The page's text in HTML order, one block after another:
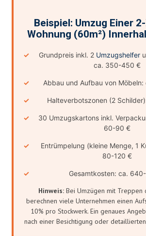
Beispiel: Umzug Einer
Wohnung (60m²)
Grundpreis inkl. 2 Umzugshelfer
ca. 350-450 €
Abbau und Aufbau von
Halteverbotszonen (2
30 Umzugskartons inkl.
60-90 €
Entrümpelung (kleine Menge, 1
80-120 €
Gesamtkosten: ca.
Hinweis:Bei Umzügen mit Treppen
berechnen viele Unternehmen einen
10% pro Stockwerk. Ein genaues
nach einer Besichtigung oder detaillierten